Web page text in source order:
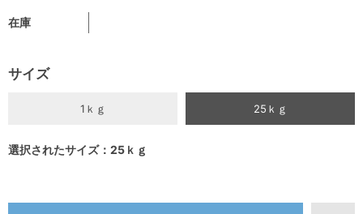
在庫
サイズ
1ｋｇ 25ｋｇ
選択されたサイズ：25ｋｇ